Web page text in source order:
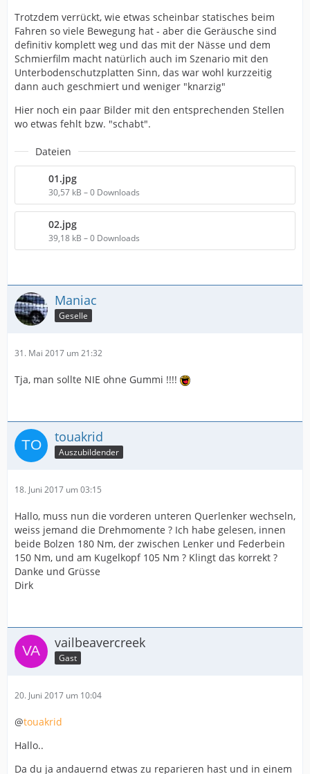
Trotzdem verrückt, wie etwas scheinbar statisches beim
Fahren so viele Bewegung hat - aber die Geräusche sind
definitiv komplett weg und das mit der Nässe und dem
Schmierfilm macht natürlich auch im Szenario mit den
Unterbodenschutzplatten Sinn, das war wohl kurzzeitig
dann auch geschmiert und weniger "knarzig"
Hier noch ein paar Bilder mit den entsprechenden Stellen
wo etwas fehlt bzw. "schabt".
Dateien
01.jpg
30,57 kB – 0 Downloads
02.jpg
39,18 kB – 0 Downloads
Maniac
Geselle
31. Mai 2017 um 21:32
Tja, man sollte NIE ohne Gummi !!!!
touakrid
Auszubildender
18. Juni 2017 um 03:15
Hallo, muss nun die vorderen unteren Querlenker wechseln,
weiss jemand die Drehmomente ? Ich habe gelesen, innen
beide Bolzen 180 Nm, der zwischen Lenker und Federbein
150 Nm, und am Kugelkopf 105 Nm ? Klingt das korrekt ?
Danke und Grüsse
Dirk
vailbeavercreek
Gast
20. Juni 2017 um 10:04
@touakrid
Hallo..
Da du ja andauernd etwas zu reparieren hast und in einem